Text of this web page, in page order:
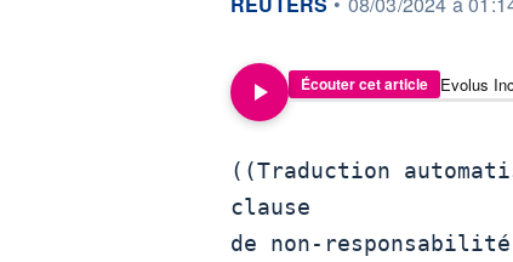
Écouter cet article
((Traduction
clause
de non-